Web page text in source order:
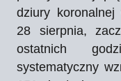
dziury
28 sierpnia,
ostatnich
systematyczny